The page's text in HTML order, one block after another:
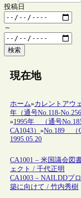
投稿日
～
検索
現在地
ホーム»カレントアウ
年（通号No.118-
»1995年 （通号
CA1043）»No.189 （
1995.05.20
CA1001 – 米国議会図
ェクト / 千代正明
CA1003 – NAILDDプ
築に向けて / 竹内秀樹